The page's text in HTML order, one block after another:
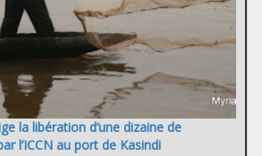
la libération d’une dizaine de
l’ICCN au port de Kasindi